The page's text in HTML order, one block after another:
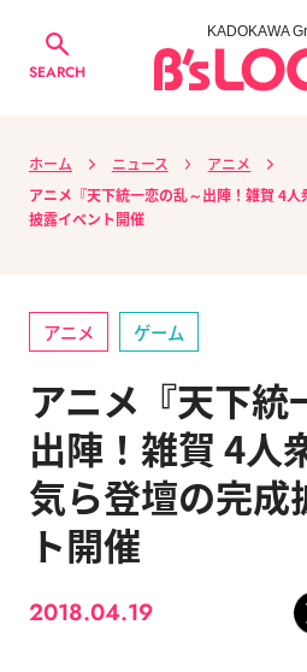
SEARCH
KADOKAWA
ホーム ニュース
アニメ
アニメ『天下統一恋の乱～出陣！雑賀 4
披露イベント開催
アニメ ゲーム
アニメ『天下統
出陣！雑賀 4人
気ら登壇の完成
ト開催
2018.04.19